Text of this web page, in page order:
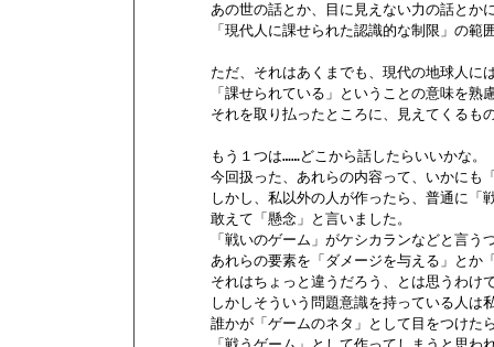
あの世の話とか、目に見えない力の話とか
「現代人に課せられた認識的な制限」の範
ただ、それはあくまでも、現代の地球人に
「課せられている」ということの意味を熟
それを取り払ったところに、見えてくるも
        もう１つは……どこから話したらいいかな。
今回扱った、あれらの内容って、いかにも
しかし、私以外の人が作ったら、普通に「
        敢えて「懸念」と言いました。
「戦いのゲーム」がケシカランなどと言う
あれらの要素を「ダメージを与える」とか
それはちょっと違うだろう、とは思うわけ
しかしそういう問題意識を持っている人は
誰かが「ゲームのネタ」として目をつけた